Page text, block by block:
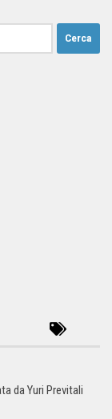
da Yuri Previtali